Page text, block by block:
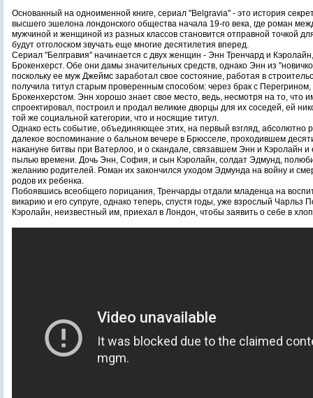
Основанный на одноименной книге, сериал "Belgravia" - это история
высшего эшелона лондонского общества начала 19-го века, где роман
мужчиной и женщиной из разных классов становится отправной точкой
будут отголоском звучать еще многие десятилетия вперед.
Сериал "Белгравия" начинается с двух женщин - Энн Тренчард и
Брокенхерст. Обе они дамы значительных средств, однако Энн из
поскольку ее муж Джеймс заработал свое состояние, работая в
получила титул старым проверенным способом: через брак с
Брокенхерстом. Энн хорошо знает свое место, ведь, несмотря на то, что
спроектировал, построил и продал великие дворцы для их соседей, ей
той же социальной категории, что и носящие титул.
Однако есть событие, объединяющее этих, на первый взгляд, абсолютно
далекое воспоминание о бальном вечере в Брюсселе, проходившем
накануне битвы при Ватерлоо, и о скандале, связавшем Энн и Кэролайн
пылью времени. Дочь Энн, София, и сын Кэролайн, солдат Эдмунд,
желанию родителей. Роман их закончился уходом Эдмунда на войну и
родов их ребенка.
Побоявшись всеобщего порицания, Тренчарды отдали младенца на
викарию и его супруге, однако теперь, спустя годы, уже взрослый Чарльз
Кэролайн, неизвестный им, приехал в Лондон, чтобы заявить о себе в